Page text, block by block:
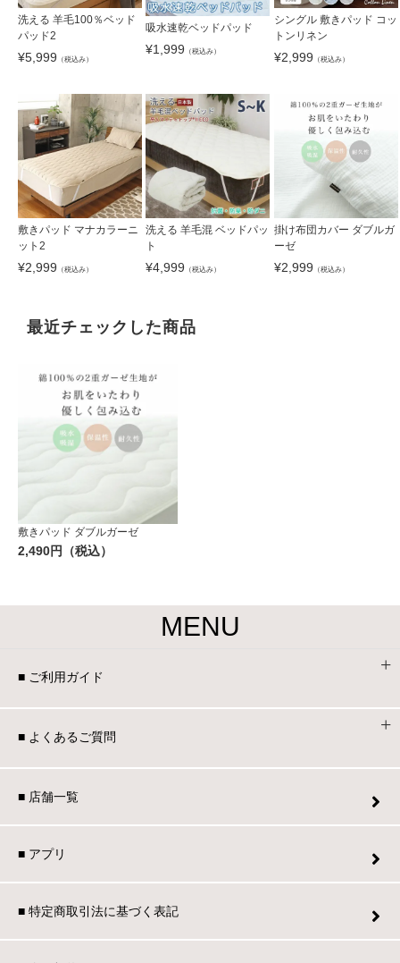
洗える 羊毛100％ベッド
パッド2
¥5,999 （税込み）
吸水速乾ベッドパッド
¥1,999 （税込み）
シングル 敷きパッド コッ
トンリネン
¥2,999 （税込み）
敷きパッド マナカラーニ
ット2
¥2,999 （税込み）
洗える 羊毛混 ベッドパッ
ト
¥4,999 （税込み）
掛け布団カバー ダブルガ
ーゼ
¥2,999 （税込み）
最近チェックした商品
敷きパッド ダブルガーゼ
2,490円（税込）
MENU
■ ご利用ガイド
■ よくあるご質問
■ 店舗一覧
■ アプリ
■ 特定商取引法に基づく表記